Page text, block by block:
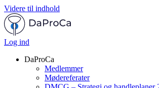
Videre til indhold
Log ind
DaProCa
Medlemmer
Mødereferater